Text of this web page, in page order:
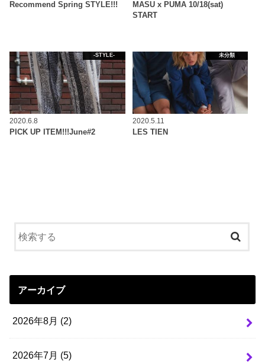
Recommend Spring STYLE!!!
MASU x PUMA 10/18(sat)
START
-STYLE-
2020.6.8
PICK UP ITEM!!!June#2
未分類
2020.5.11
LES TIEN
アーカイブ
2026年8月 (2)
2026年7月 (5)